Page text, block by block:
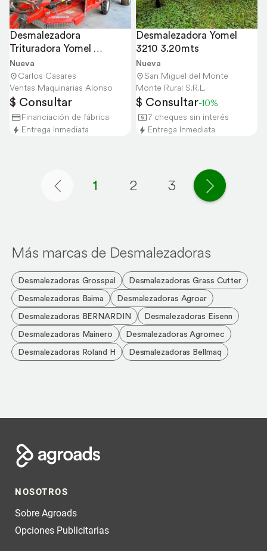
Desmalezadora
Trituradora Yomel
Articulada 4330
Nueva
Carlos Casares
Ventas Maquinarias Alonso
$ Consultar
Financiación de fábrica
Entrega Inmediata
Desmalezadora Yomel
3210 3.20mts
Nueva
San Miguel del Monte
Monte Rural S.R.L.
$ Consultar-10%
7 cheques sin interés
Entrega Inmediata
1 2
3
Más marcas de Desmalezadoras
Desmalezadoras Grosspal
Desmalezadoras Grass Cutter
Desmalezadoras Baima
Desmalezadoras Agroar
Desmalezadoras BERNARDIN
Desmalezadoras Eisenn
Desmalezadoras Mainero
Desmalezadoras Agromec
Desmalezadoras Roland H
Desmalezadoras Bellmaq
NOSOTROS
Sobre Agroads
Opciones Publicitarias